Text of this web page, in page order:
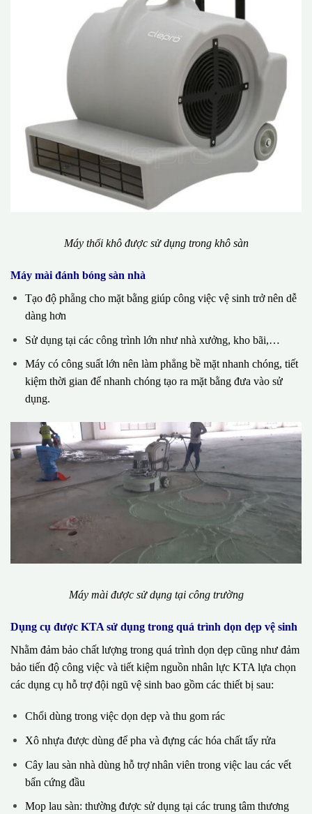
Máy thổi khô được sử dụng trong khô sàn
Máy mài đánh bóng sàn nhà
Tạo độ phẵng cho mặt bằng giúp công việc vệ sinh trở nên dễ
dàng hơn
Sử dụng tại các công trình lớn như nhà xưởng, kho bãi,…
Máy có công suất lớn nên làm phẳng bề mặt nhanh chóng, tiết
kiệm thời gian để nhanh chóng tạo ra mặt bằng đưa vào sử
dụng.
Máy mài được sử dụng tại công trường
Dụng cụ được KTA sử dụng trong quá trình dọn dẹp vệ sinh
Nhằm đảm bảo chất lượng trong quá trình dọn dẹp cũng như đảm
bảo tiến độ công việc và tiết kiệm nguồn nhân lực KTA lựa chọn
các dụng cụ hỗ trợ đội ngũ vệ sinh bao gồm các thiết bị sau:
Chổi dùng trong việc dọn dẹp và thu gom rác
Xô nhựa được dùng để pha và đựng các hóa chất tẩy rửa
Cây lau sàn nhà dùng hỗ trợ nhân viên trong việc lau các vết
bẩn cứng đầu
Mop lau sàn: thường được sử dụng tại các trung tâm thương